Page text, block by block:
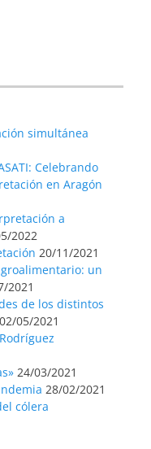
simultánea
Celebrando
en Aragón
a
2022
20/11/2021
un
2021
de los distintos
02/05/2021
24/03/2021
28/02/2021
cólera